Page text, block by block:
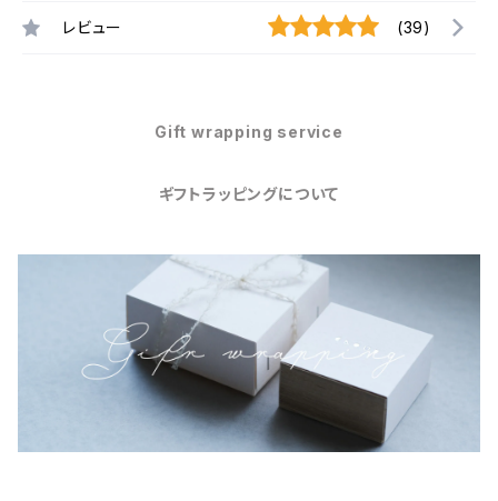
レビュー (39)
Gift wrapping service
ギフトラッピングについて